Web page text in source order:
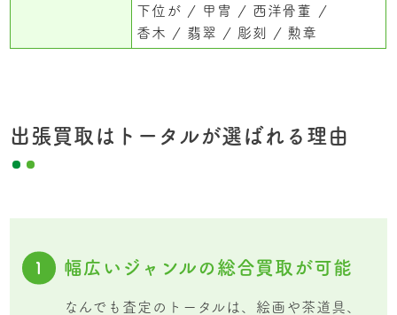
下位が
甲冑
西洋骨董
香木
翡翠 彫刻 勲章
出張買取はトータルが選ばれる理由
1 幅広いジャンルの総合買取が可能
なんでも査定のトータルは、絵画や茶道具、